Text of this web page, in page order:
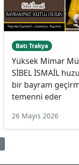
Batı Trakya
Yüksek Mimar
SİBEL İSMAİL
bir bayram
temenni eder
26 Mayıs 2026